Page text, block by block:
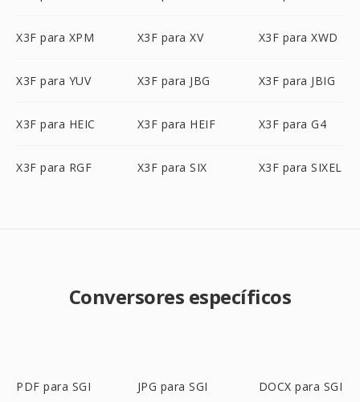
X3F para XPM X3F para XV X3F para XWD
X3F para YUV X3F para JBG X3F para JBIG
X3F para HEIC X3F para HEIF X3F para G4
X3F para RGF X3F para SIX X3F para SIXEL
Conversores específicos
PDF para SGI JPG para SGI DOCX para SGI